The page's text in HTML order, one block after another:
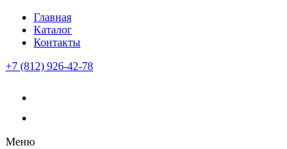
Главная
Каталог
Контакты
+7 (812) 926-42-78
Меню